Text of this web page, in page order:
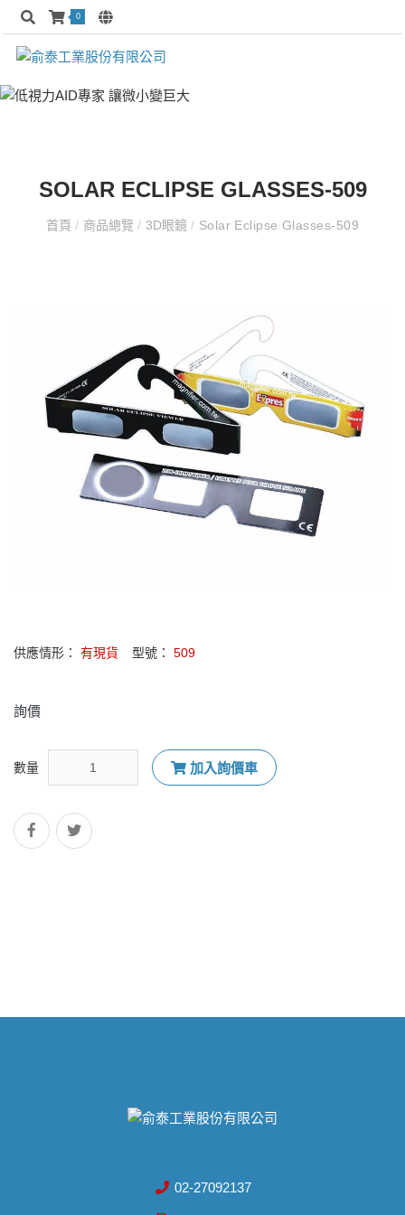
0
SOLAR ECLIPSE GLASSES-509
首頁/ 商品總覽 / 3D眼鏡 / Solar Eclipse Glasses-509
供應情形： 有現貨 型號： 509
詢價
數量 加入詢價車
02-27092137